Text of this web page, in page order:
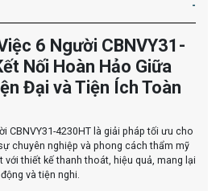
6 Người CBNVY31-
Nối Hoàn Hảo Giữa
Đại và Tiện Ích Toàn
CBNVY31-4230HT là giải pháp tối ưu cho
chuyên nghiệp và phong cách thẩm mỹ
với thiết kế thanh thoát, hiệu quả, mang lại
và tiện nghi.